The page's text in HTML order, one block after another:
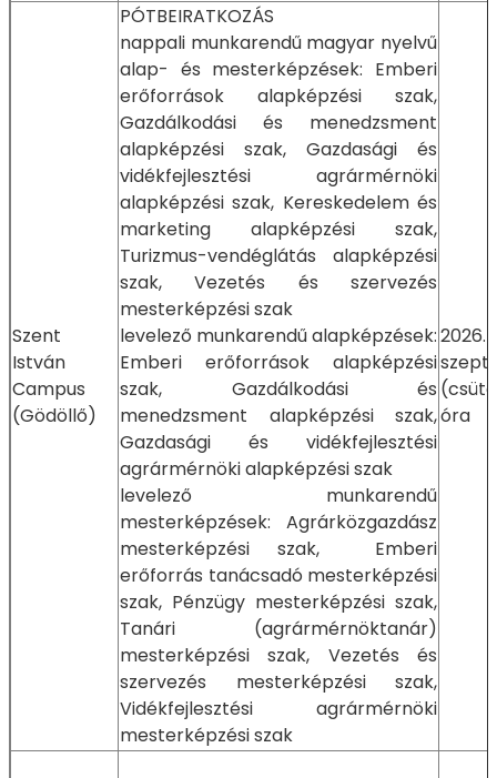
Szent
István
Campus
(Gödöllő)
PÓTBEIRATKOZÁS
nappali munkarendű magyar nyelvű
alap- és mesterképzések: Emberi
erőforrások alapképzési szak,
Gazdálkodási és menedzsment
alapképzési szak, Gazdasági és
vidékfejlesztési agrármérnöki
alapképzési szak, Kereskedelem és
marketing alapképzési szak,
Turizmus-vendéglátás alapképzési
szak, Vezetés és szervezés
mesterképzési szak
levelező munkarendű alapképzések:
Emberi erőforrások alapképzési
szak, Gazdálkodási és
menedzsment alapképzési szak,
Gazdasági és vidékfejlesztési
agrármérnöki alapképzési szak
levelező munkarendű
mesterképzések: Agrárközgazdász
mesterképzési szak, Emberi
erőforrás tanácsadó mesterképzési
szak, Pénzügy mesterképzési szak,
Tanári (agrármérnöktanár)
mesterképzési szak, Vezetés és
szervezés mesterképzési szak,
Vidékfejlesztési agrármérnöki
mesterképzési szak
2026.
óra